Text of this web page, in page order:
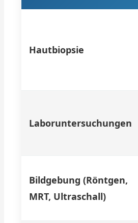
Hautbiopsie
Laboruntersuchungen
Bildgebung (Röntgen,
MRT, Ultraschall)